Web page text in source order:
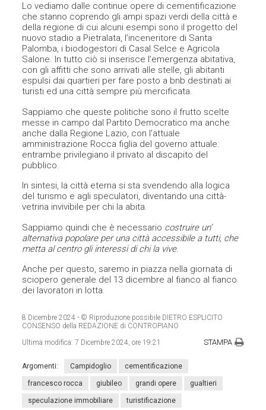
Lo vediamo dalle continue opere di cementificazione
che stanno coprendo gli ampi spazi verdi della città e
della regione di cui alcuni esempi sono il progetto del
nuovo stadio a Pietralata, l’inceneritore di Santa
Palomba, i biodogestori di Casal Selce e Agricola
Salone. In tutto ciò si inserisce l’emergenza abitativa,
con gli affitti che sono arrivati alle stelle, gli abitanti
espulsi dai quartieri per fare posto a bnb destinati ai
turisti ed una città sempre più mercificata.
Sappiamo che queste politiche sono il frutto scelte
messe in campo dal Partito Democratico ma anche
anche dalla Regione Lazio, con l’attuale
amministrazione Rocca figlia del governo attuale:
entrambe privilegiano il privato al discapito del
pubblico.
In sintesi, la città eterna si sta svendendo alla logica
del turismo e agli speculatori, diventando una città-
vetrina invivibile per chi la abita.
Sappiamo quindi che è necessario costruire un’
alternativa popolare per una città accessibile a tutti, che
metta al centro gli interessi di chi la vive.
Anche per questo, saremo in piazza nella giornata di
sciopero generale del 13 dicembre al fianco al fianco
dei lavoratori in lotta.
8 Dicembre 2024 - © Riproduzione possibile DIETRO ESPLICITO
CONSENSO della REDAZIONE di CONTROPIANO
Ultima modifica:7 Dicembre 2024, ore 19:21 STAMPA
Argomenti: Campidoglio cementificazione
francesco rocca giubileo grandi opere gualtieri
speculazione immobiliare turistificazione